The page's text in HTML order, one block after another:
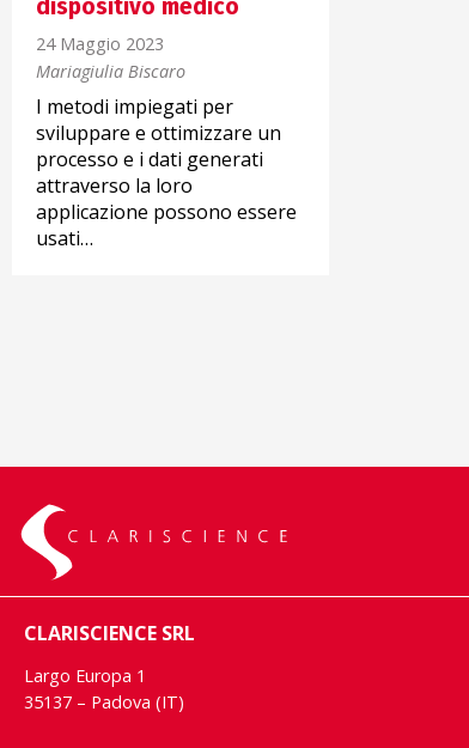
dispositivo medico
24 Maggio 2023
Mariagiulia Biscaro
I metodi impiegati per
sviluppare e ottimizzare un
processo e i dati generati
attraverso la loro
applicazione possono essere
usati…
CLARISCIENCE SRL
Largo Europa 1
35137 – Padova (IT)